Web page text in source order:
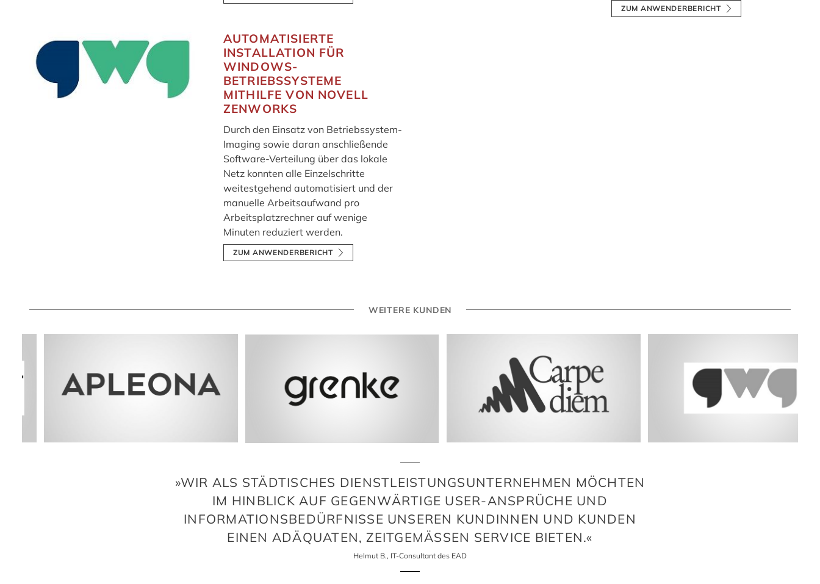
ZUM ANWENDERBERICHT
AUTOMATISIERTE
INSTALLATION FÜR
WINDOWS-
BETRIEBSSYSTEME
MITHILFE VON NOVELL
ZENWORKS
Durch den Einsatz von Betriebssystem-
Imaging sowie daran anschließende
Software-Verteilung über das lokale
Netz konnten alle Einzelschritte
weitestgehend automatisiert und der
manuelle Arbeitsaufwand pro
Arbeitsplatzrechner auf wenige
Minuten reduziert werden.
ZUM ANWENDERBERICHT
WEITERE KUNDEN
»WIR ALS STÄDTISCHES DIENSTLEISTUNGSUNTERNEHMEN MÖCHTEN
IM HINBLICK AUF GEGENWÄRTIGE USER-ANSPRÜCHE UND
INFORMATIONSBEDÜRFNISSE UNSEREN KUNDINNEN UND KUNDEN
EINEN ADÄQUATEN, ZEITGEMÄSSEN SERVICE BIETEN.«
Helmut B., IT-Consultant des EAD